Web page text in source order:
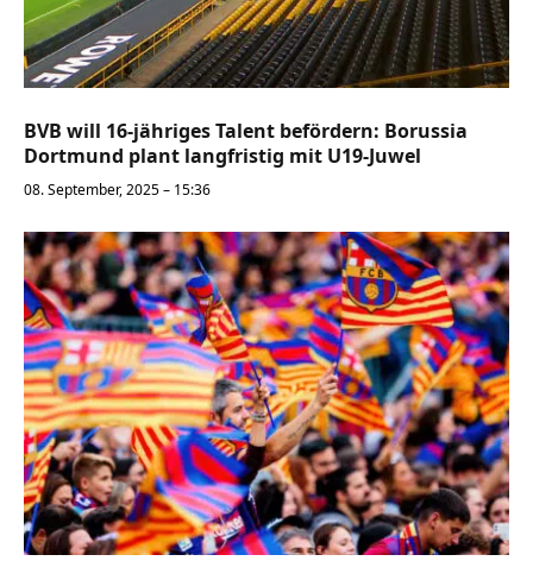
BVB will 16-jähriges Talent befördern: Borussia
Dortmund plant langfristig mit U19-Juwel
08. September, 2025 – 15:36